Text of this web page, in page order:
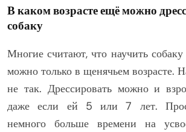
В каком возрасте ещё можно
собаку
Многие считают, что научить
можно только в щенячьем возрасте.
не так. Дрессировать можно и
даже если ей 5 или 7 лет.
немного больше времени на